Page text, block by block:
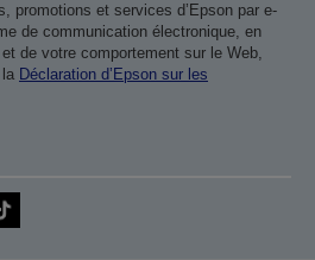
promotions et services d’Epson par e-
de communication électronique, en
de votre comportement sur le Web,
Déclaration d’Epson sur les